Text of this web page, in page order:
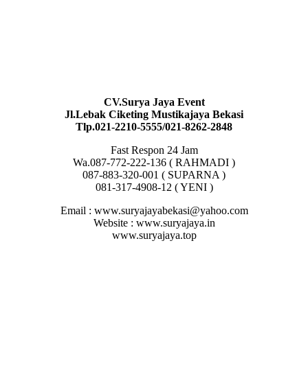
CV.Surya Jaya Event
Jl.Lebak Ciketing Mustikajaya Bekasi
Tlp.021-2210-5555/021-8262-2848
Fast Respon 24 Jam
Wa.087-772-222-136 ( RAHMADI )
087-883-320-001 ( SUPARNA )
081-317-4908-12 ( YENI )
Email : www.suryajayabekasi@yahoo.com
Website : www.suryajaya.in
www.suryajaya.top